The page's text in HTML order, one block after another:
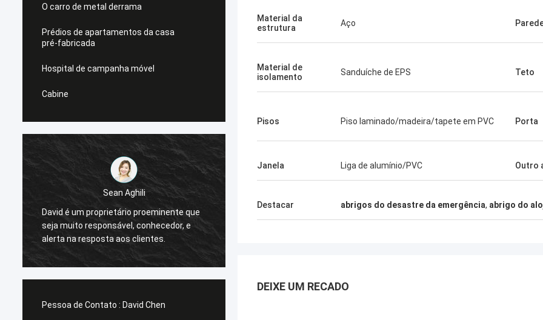
O carro de metal derrama
Prédios de apartamentos da casa
pré-fabricada
Hospital de campanha móvel
Cabine
Michael Cairns
Eu recomendo altamente David de
Smarthouse azul profundo para a procura
dos povos de aço - moldado abrigando as
soluções que podem ser enviadas em
qualquer lugar no mundo.
Gary
Os trabalhos de equipe de Deepblue são
Que equipe
Pessoa de Contato : David Chen
Material da
estrutura
Aço
Material de
isolamento
Sanduíche de EPS Teto
Pisos Piso laminado/madeira/tapete em PVC Porta
Janela Liga de alumínio/PVC Outro
Destacar abrigos do desastre da emergência, abrigo do
DEIXE UM RECADO